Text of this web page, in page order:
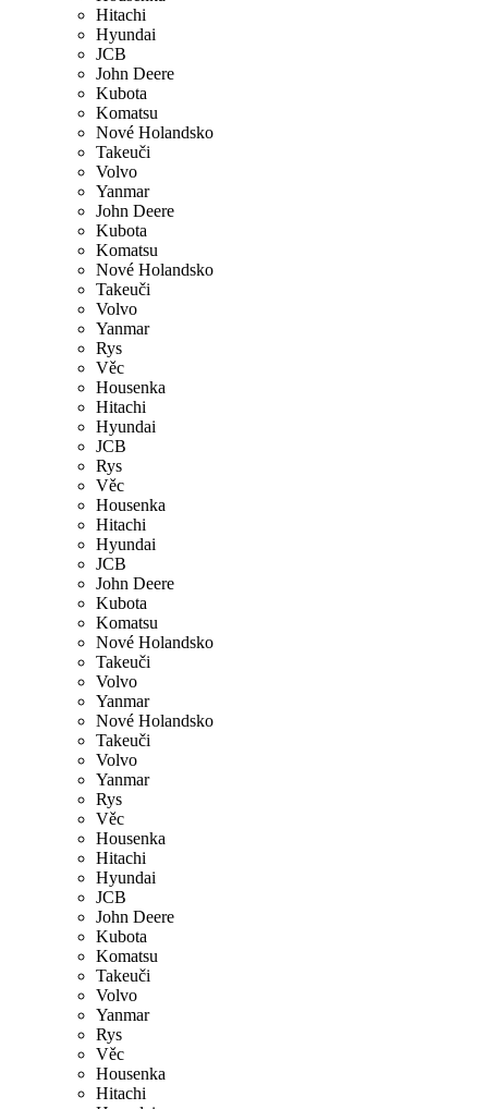
Hitachi
Hyundai
JCB
John Deere
Kubota
Komatsu
Nové Holandsko
Takeuči
Volvo
Yanmar
John Deere
Kubota
Komatsu
Nové Holandsko
Takeuči
Volvo
Yanmar
Rys
Věc
Housenka
Hitachi
Hyundai
JCB
Rys
Věc
Housenka
Hitachi
Hyundai
JCB
John Deere
Kubota
Komatsu
Nové Holandsko
Takeuči
Volvo
Yanmar
Nové Holandsko
Takeuči
Volvo
Yanmar
Rys
Věc
Housenka
Hitachi
Hyundai
JCB
John Deere
Kubota
Komatsu
Takeuči
Volvo
Yanmar
Rys
Věc
Housenka
Hitachi